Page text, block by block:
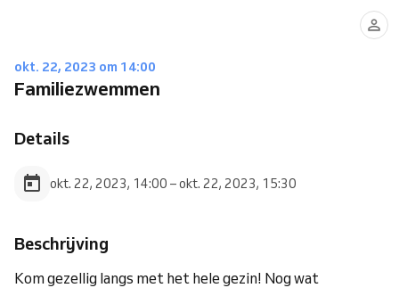
okt. 22, 2023 om 14:00
Familiezwemmen
Details
okt. 22, 2023, 14:00 – okt. 22, 2023, 15:30
Beschrijving
Kom gezellig langs met het hele gezin! Nog wat